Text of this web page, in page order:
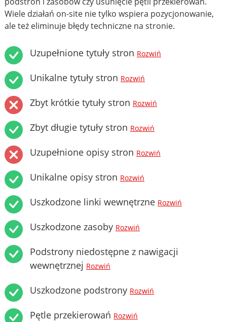
Wiele działań on-site nie tylko wspiera pozycjonowanie,
ale też eliminuje błędy techniczne na stronie.
Uzupełnione tytuły stron Rozwiń
Unikalne tytuły stron Rozwiń
Zbyt krótkie tytuły stron Rozwiń
Zbyt długie tytuły stron Rozwiń
Uzupełnione opisy stron Rozwiń
Unikalne opisy stron Rozwiń
Uszkodzone linki wewnętrzne Rozwiń
Uszkodzone zasoby Rozwiń
Podstrony niedostępne z nawigacji
wewnętrznej Rozwiń
Uszkodzone podstrony Rozwiń
Pętle przekierowań Rozwiń